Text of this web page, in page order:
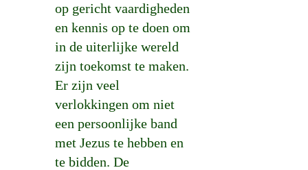
op gericht vaardigheden
en kennis op te doen om
in de uiterlijke wereld
zijn toekomst te maken.
Er zijn veel
verlokkingen om niet
een persoonlijke band
met Jezus te hebben en
te bidden. De